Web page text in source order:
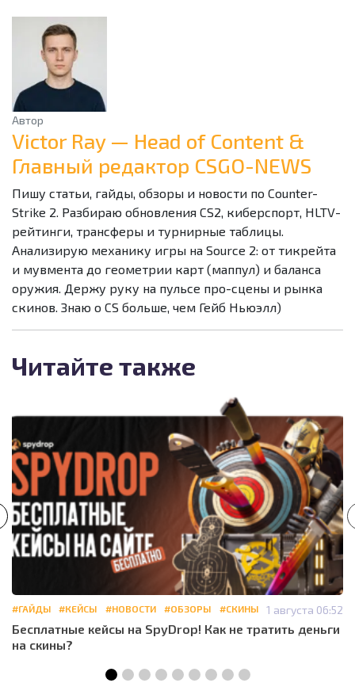
Автор
Victor Ray — Head of Content &
Главный редактор CSGO-NEWS
Пишу статьи, гайды, обзоры и новости по Counter-
Strike 2. Разбираю обновления CS2, киберспорт, HLTV-
рейтинги, трансферы и турнирные таблицы.
Анализирую механику игры на Source 2: от тикрейта
и мувмента до геометрии карт (маппул) и баланса
оружия. Держу руку на пульсе про-сцены и рынка
скинов. Знаю о CS больше, чем Гейб Ньюэлл)
Читайте также
#ГАЙДЫ #КЕЙСЫ #НОВОСТИ #ОБЗОРЫ #СКИНЫ 1 августа 06:52
Бесплатные кейсы на SpyDrop! Как не тратить деньги
на скины?